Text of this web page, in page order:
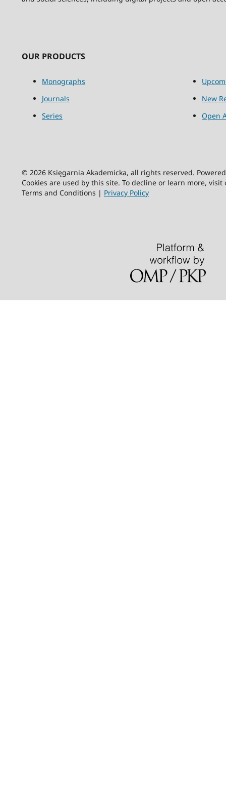
OUR PRODUCTS
Monographs
Journals
Series
New
Open
© 2026 Księgarnia Akademicka, all rights reserved.
Cookies are used by this site. To decline or learn more,
Terms and Conditions | Privacy Policy